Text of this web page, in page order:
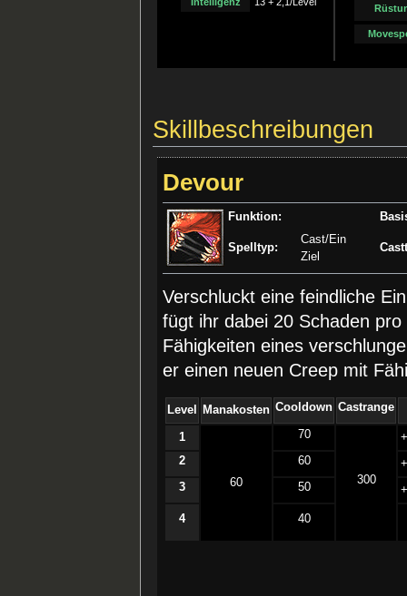
Intelligenz 13 + 2,1/Level
Skillbeschreibungen
Devour
Funktion:
Spelltyp:
Cast/Ein
Ziel
Verschluckt eine feindliche
fügt ihr dabei 20 Schaden
Fähigkeiten eines
er einen neuen Creep mit
Level Manakosten Cooldown Castrange
1
60
70
300
2
60
3
50
4 40